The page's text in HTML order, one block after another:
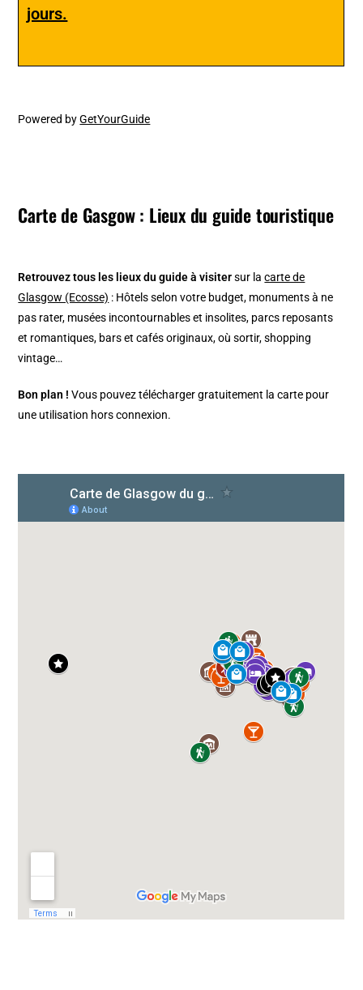
jours.
Powered byGetYourGuide
Carte de Gasgow : Lieux du guide touristique
Retrouvez tous les lieux du guide à visitersur lacarte de
Glasgow (Ecosse) : Hôtels selon votre budget, monuments à ne
pas rater, musées incontournables et insolites, parcs reposants
et romantiques, bars et cafés originaux, où sortir, shopping
vintage…
Bon plan ! Vous pouvez télécharger gratuitement la carte pour
une utilisation hors connexion.